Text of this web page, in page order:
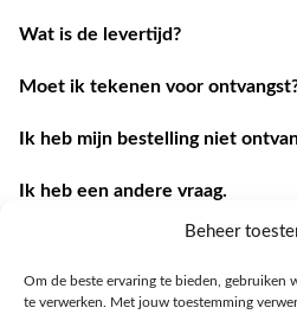
Beheer
Om de beste ervaring te bieden, gebruiken
te verwerken. Met jouw toestemming
Wat is de levertijd?
Moet ik tekenen voor
Ik heb mijn bestelling niet
Ik heb een andere vraag.